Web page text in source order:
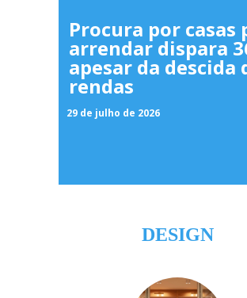
Procura por casas
arrendar dispara
apesar da descida
rendas
29 de julho de 2026
DESIGN